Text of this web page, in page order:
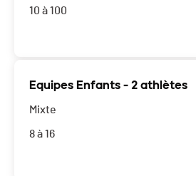
10 à 100
Equipes Enfants - 2 athlètes
Mixte
8 à 16